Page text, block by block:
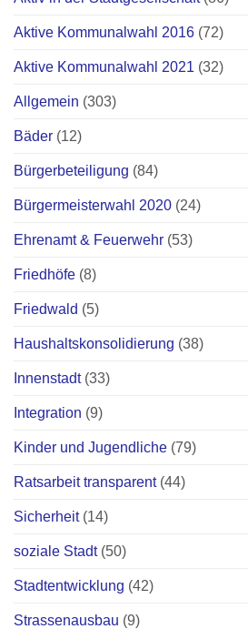
Aktive Kommunalwahl 2016 (72)
Aktive Kommunalwahl 2021 (32)
Allgemein (303)
Bäder (12)
Bürgerbeteiligung (84)
Bürgermeisterwahl 2020 (24)
Ehrenamt & Feuerwehr (53)
Friedhöfe (8)
Friedwald (5)
Haushaltskonsolidierung (38)
Innenstadt(33)
Integration (9)
Kinder und Jugendliche (79)
Ratsarbeit transparent(44)
Sicherheit(14)
soziale Stadt(50)
Stadtentwicklung (42)
Strassenausbau (9)